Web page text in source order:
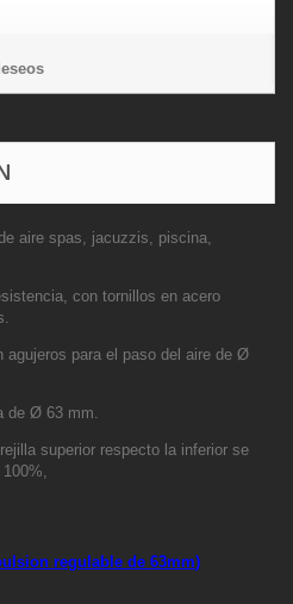
aire spas, jacuzzis, piscina,
con tornillos en acero
agujeros para el paso del aire de Ø
de Ø 63 mm.
superior respecto la inferior se
regulable de 63mm)